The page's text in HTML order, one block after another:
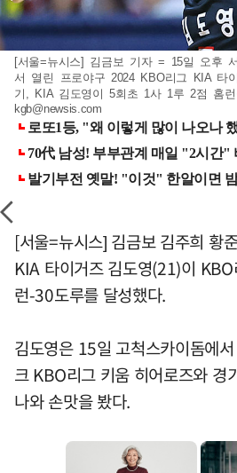
[서울=뉴시스] 김금보 기자 = 15일 오후
서 열린 프로야구 2024 KBO리그 KIA 타
기, KIA 김도영이 5회초 1사 1루 2점 홈
kgb@newsis.com
[서울=뉴시스] 김금보 김주희 황
KIA 타이거즈 김도영(21)이
런-30도루를 달성했다.
김도영은 15일 고척스카이돔에
크 KBO리그 키움 히어로즈와 경
나와 손맛을 봤다.